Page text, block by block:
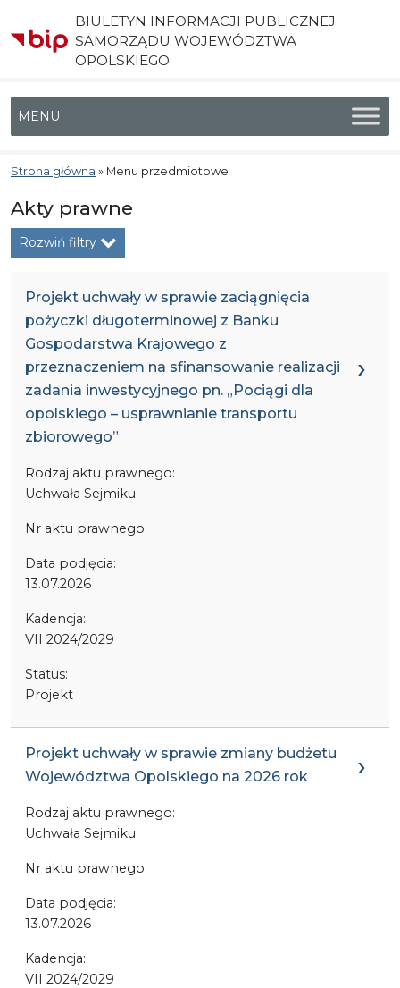
BIULETYN INFORMACJI PUBLICZNEJ
SAMORZĄDU WOJEWÓDZTWA
OPOLSKIEGO
Menu główne
Strona główna » Menu przedmiotowe
Akty prawne
Rozwiń filtry
Projekt uchwały w sprawie zaciągnięcia
pożyczki długoterminowej z Banku
Gospodarstwa Krajowego z
przeznaczeniem na sfinansowanie realizacji
zadania inwestycyjnego pn. „Pociągi dla
opolskiego – usprawnianie transportu
zbiorowego”
Rodzaj aktu prawnego:
Uchwała Sejmiku
Nr aktu prawnego:
Data podjęcia:
13.07.2026
Kadencja:
VII 2024/2029
Status:
Projekt
Projekt uchwały w sprawie zmiany budżetu
Województwa Opolskiego na 2026 rok
Rodzaj aktu prawnego:
Uchwała Sejmiku
Nr aktu prawnego:
Data podjęcia:
13.07.2026
Kadencja:
VII 2024/2029